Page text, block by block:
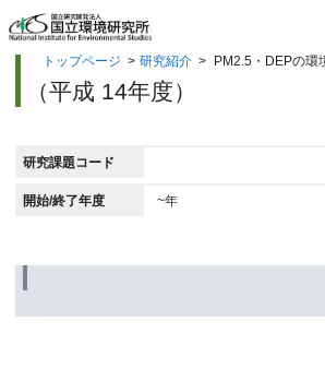
トップページ > 研究紹介 > PM2.5・DEPの環
（平成 14年度）
研究課題コード
開始/終了年度 ~年